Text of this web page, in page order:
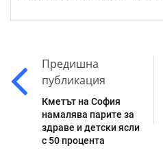
Предишна
публикация
Кметът на София
намалява парите за
здраве и детски ясли
с 50 процента